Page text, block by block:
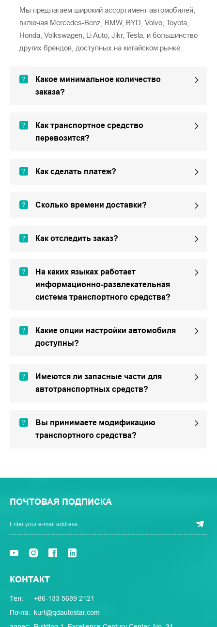
Мы предлагаем широкий ассортимент автомобилей,
включая Mercedes-Benz, BMW, BYD, Volvo, Toyota,
Honda, Volkswagen, Li Auto, Jikr, Tesla, и большинство
других брендов, доступных на китайском рынке.
Какое минимальное количество
заказа?
Как транспортное средство
перевозится?
Как сделать платеж?
Сколько времени доставки?
Как отследить заказ?
На каких языках работает
информационно-развлекательная
система транспортного средства?
Какие опции настройки автомобиля
доступны?
Имеются ли запасные части для
автотранспортных средств?
Вы принимаете модификацию
транспортного средства?
ПОЧТОВАЯ ПОДПИСКА
КОНТАКТ
Тел:
+86-133 5689 2121
Почта: kurt@qdautostar.com